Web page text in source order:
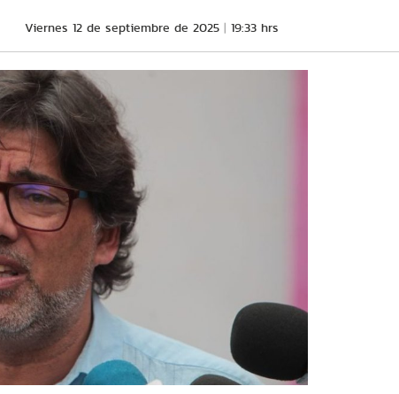
Viernes 12 de septiembre de 2025 19:33 hrs